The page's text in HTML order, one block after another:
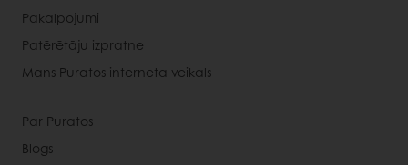
Pakalpojumi
Patērētāju izpratne
Mans Puratos interneta veikals
Par Puratos
Blogs